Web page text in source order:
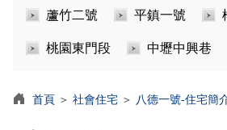
蘆竹二號 平鎮一號
桃園東門段 中壢中興巷
首頁 ＞ 社會住宅 ＞ 八德一號-住宅簡